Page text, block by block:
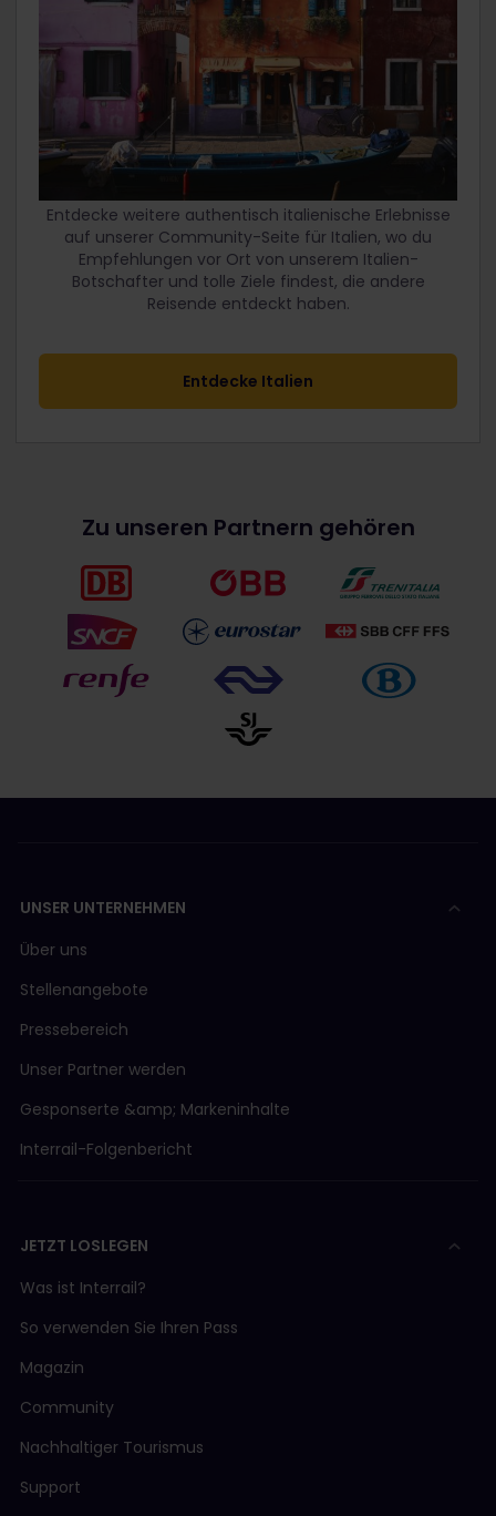
Entdecke weitere authentisch italienische Erlebnisse
auf unserer Community-Seite für Italien, wo du
Empfehlungen vor Ort von unserem Italien-
Botschafter und tolle Ziele findest, die andere
Reisende entdeckt haben.
Entdecke Italien
Zu unseren Partnern gehören
UNSER UNTERNEHMEN
Über uns
Stellenangebote
Pressebereich
Unser Partner werden
Gesponserte &amp; Markeninhalte
Interrail-Folgenbericht
JETZT LOSLEGEN
Was ist Interrail?
So verwenden Sie Ihren Pass
Magazin
Community
Nachhaltiger Tourismus
Support